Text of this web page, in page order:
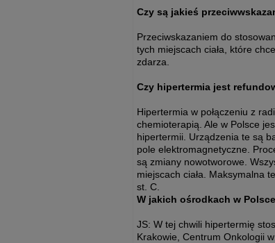
Czy są jakieś
Przeciwskazaniem do
tych miejscach ciała, które
zdarza.
Czy hipertermia jest
Hipertermia w połączeniu z
chemioterapią. Ale w Polsce
hipertermii. Urządzenia te są
pole elektromagnetyczne.
są zmiany nowotworowe.
miejscach ciała. Maksymalna
st. C.
W jakich ośrodkach w
JS: W tej chwili hipertermię
Krakowie, Centrum Onkologii